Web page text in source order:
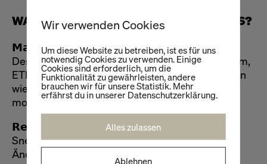
WAS MACHT DEN STORE SO BESONDERS?
𝗠𝗮𝗿𝗸𝗲𝗻𝘄𝗲𝗹𝘁 𝗺𝗶𝘁 𝗪𝗼𝘄-𝗙𝗮𝗸𝘁𝗼𝗿
Designermarken wie Jil Sander, Victoria Beckham,
ETRO oder Max Mara treffen auf Beauty-Grössen
wie Chanel, Tom Ford, Diptyque und Byredo –
modern, hochwertig, visuell stark inszeniert.
𝗥𝗲𝘁𝗮𝗶𝗹-𝗦𝗲𝗿𝘃𝗶𝗰𝗲𝘀 𝗺𝗶𝘁 𝗦𝘂𝗯𝘀𝘁𝗮𝗻𝘇
Sneaker Cleaning, Personal Shopping, ein
Änderungsatelier direkt in die Fläche integriert.
Wir verwenden Cookies
Um diese Website zu betreiben, ist es für uns
notwendig Cookies zu verwenden. Einige
Cookies sind erforderlich, um die
Funktionalität zu gewährleisten, andere
brauchen wir für unsere Statistik. Mehr
erfährst du in unserer Datenschutzerklärung.
Alles zulassen
Ablehnen